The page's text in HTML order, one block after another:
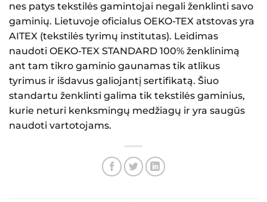
nes patys tekstilės gamintojai negali ženklinti savo
gaminių. Lietuvoje oficialus OEKO-TEX atstovas yra
AITEX (tekstilės tyrimų institutas). Leidimas
naudoti OEKO-TEX STANDARD 100% ženklinimą
ant tam tikro gaminio gaunamas tik atlikus
tyrimus ir išdavus galiojantį sertifikatą. Šiuo
standartu ženklinti galima tik tekstilės gaminius,
kurie neturi kenksmingų medžiagų ir yra saugūs
naudoti vartotojams.